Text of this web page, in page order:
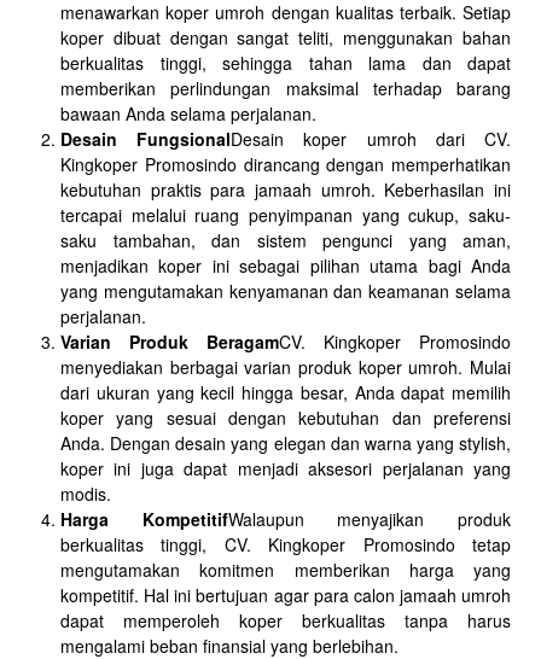
menawarkan koper umroh dengan kualitas terbaik. Setiap
koper dibuat dengan sangat teliti, menggunakan bahan
berkualitas tinggi, sehingga tahan lama dan dapat
memberikan perlindungan maksimal terhadap barang
bawaan Anda selama perjalanan.
Desain FungsionalDesain koper umroh dari CV.
Kingkoper Promosindo dirancang dengan memperhatikan
kebutuhan praktis para jamaah umroh. Keberhasilan ini
tercapai melalui ruang penyimpanan yang cukup, saku-
saku tambahan, dan sistem pengunci yang aman,
menjadikan koper ini sebagai pilihan utama bagi Anda
yang mengutamakan kenyamanan dan keamanan selama
perjalanan.
Varian Produk BeragamCV. Kingkoper Promosindo
menyediakan berbagai varian produk koper umroh. Mulai
dari ukuran yang kecil hingga besar, Anda dapat memilih
koper yang sesuai dengan kebutuhan dan preferensi
Anda. Dengan desain yang elegan dan warna yang stylish,
koper ini juga dapat menjadi aksesori perjalanan yang
modis.
Harga KompetitifWalaupun menyajikan produk
berkualitas tinggi, CV. Kingkoper Promosindo tetap
mengutamakan komitmen memberikan harga yang
kompetitif. Hal ini bertujuan agar para calon jamaah umroh
dapat memperoleh koper berkualitas tanpa harus
mengalami beban finansial yang berlebihan.